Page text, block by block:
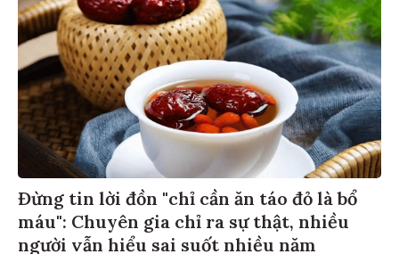
Đừng tin lời đồn "chỉ cần ăn táo đỏ là bổ
máu": Chuyên gia chỉ ra sự thật, nhiều
người vẫn hiểu sai suốt nhiều năm